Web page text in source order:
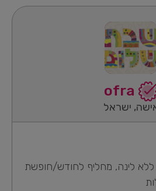
ישראל
ללא לינה, מחליף לחודש/חופשת